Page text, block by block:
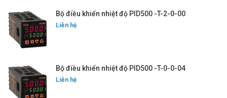
Bộ điều khiển nhiệt độ PID500 -T-2-0-00
Liên hệ
Bộ điều khiển nhiệt độ PID500 -T-0-0-04
Liên hệ